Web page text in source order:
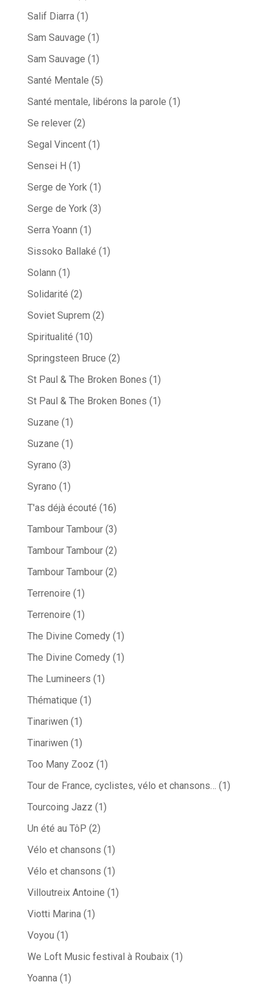
Salif Diarra(1)
Sam Sauvage (1)
Sam Sauvage (1)
Santé Mentale (5)
Santé mentale, libérons la parole (1)
Se relever(2)
Segal Vincent(1)
Sensei H (1)
Serge de York(1)
Serge de York(3)
Serra Yoann (1)
Sissoko Ballaké (1)
Solann (1)
Solidarité (2)
Soviet Suprem (2)
Spiritualité (10)
Springsteen Bruce (2)
St Paul & The Broken Bones (1)
St Paul & The Broken Bones (1)
Suzane (1)
Suzane (1)
Syrano (3)
Syrano (1)
T'as déjà écouté (16)
Tambour Tambour(3)
Tambour Tambour(2)
Tambour Tambour(2)
Terrenoire (1)
Terrenoire (1)
The Divine Comedy(1)
The Divine Comedy(1)
The Lumineers (1)
Thématique (1)
Tinariwen (1)
Tinariwen (1)
Too Many Zooz (1)
Tour de France, cyclistes, vélo et chansons… (1)
Tourcoing Jazz (1)
Un été au TôP (2)
Vélo et chansons (1)
Vélo et chansons (1)
Villoutreix Antoine (1)
Viotti Marina(1)
Voyou (1)
We Loft Music festival à Roubaix(1)
Yoanna(1)